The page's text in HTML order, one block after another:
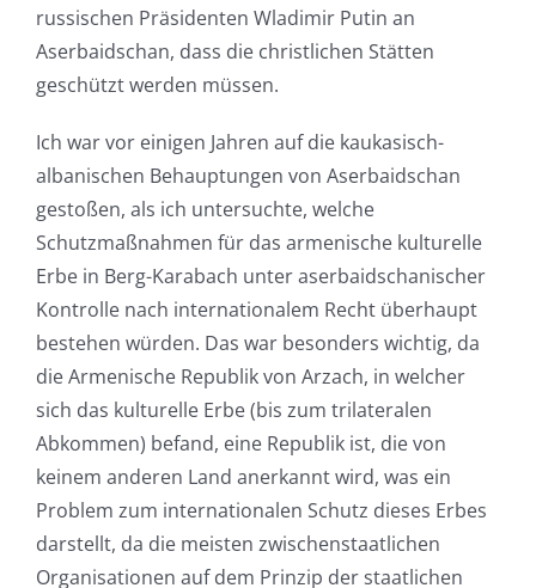
russischen Präsidenten Wladimir Putin an
Aserbaidschan, dass die christlichen Stätten
geschützt werden müssen.
Ich war vor einigen Jahren auf die kaukasisch-
albanischen Behauptungen von Aserbaidschan
gestoßen, als ich untersuchte, welche
Schutzmaßnahmen für das armenische kulturelle
Erbe in Berg-Karabach unter aserbaidschanischer
Kontrolle nach internationalem Recht überhaupt
bestehen würden. Das war besonders wichtig, da
die Armenische Republik von Arzach, in welcher
sich das kulturelle Erbe (bis zum trilateralen
Abkommen) befand, eine Republik ist, die von
keinem anderen Land anerkannt wird, was ein
Problem zum internationalen Schutz dieses Erbes
darstellt, da die meisten zwischenstaatlichen
Organisationen auf dem Prinzip der staatlichen